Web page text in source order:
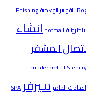
الفواتير الوهميةPhishing
hotmailانشاء
المشفر
ThunderbirdTLS
اعدادات الخادمسيرفرSPA